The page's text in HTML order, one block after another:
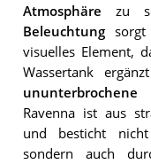
Atmosphäre zu
Beleuchtungsorgt
visuelles Element,
Wassertank
ununterbrochene
Ravenna ist aus
und besticht
sondern auch